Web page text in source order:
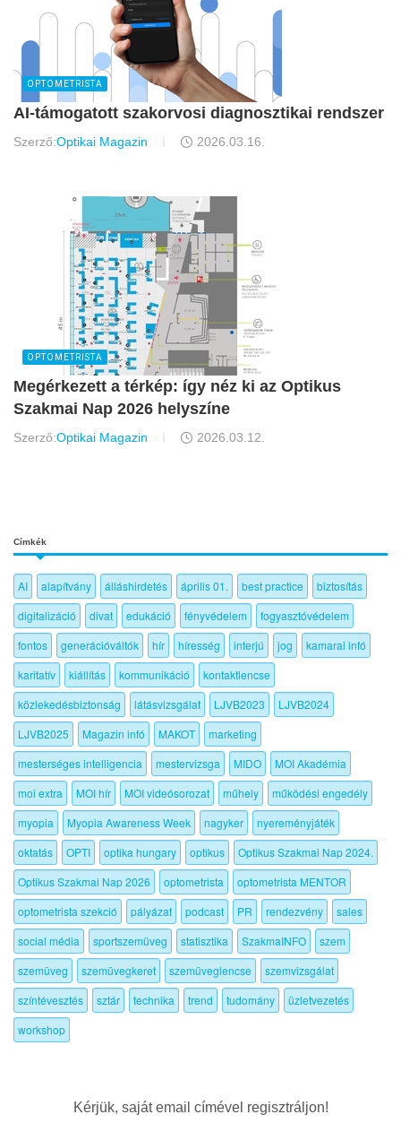
OPTOMETRISTA
AI-támogatott szakorvosi diagnosztikai rendszer
Szerző:Optikai Magazin 2026.03.16.
OPTOMETRISTA
Megérkezett a térkép: így néz ki az Optikus
Szakmai Nap 2026 helyszíne
Szerző:Optikai Magazin 2026.03.12.
Címkék
AI alapítvány álláshirdetés április 01. best practice
biztosítás
digitalizáció
divat edukáció fényvédelem
fogyasztóvédelem
fontos
generációváltók hír híresség interjú jog
kamarai infó
karitatív
kiállítás kommunikáció
kontaktlencse
közlekedésbiztonság
látásvizsgálat LJVB2023
LJVB2024
LJVB2025
Magazin infó MAKOT
marketing
mesterséges intelligencia
mestervizsga MIDO
MOI Akadémia
moi extra
MOI hír MOI videósorozat műhely
működési engedély
myopia
Myopia Awareness Week nagyker
nyereményjáték
oktatás
OPTI optika hungary optikus
Optikus Szakmai Nap 2024.
Optikus Szakmai Nap 2026
optometrista
optometrista MENTOR
optometrista szekció
pályázat podcast PR rendezvény
sales
social média
sportszemüveg statisztika SzakmaINFO
szem
szemüveg
szemüvegkeret szemüveglencse
szemvizsgálat
színtévesztés
sztár technika trend tudomány
üzletvezetés
workshop
Kérjük, saját email címével regisztráljon!